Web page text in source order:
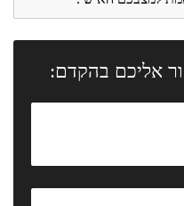
אליכם בהקדם: